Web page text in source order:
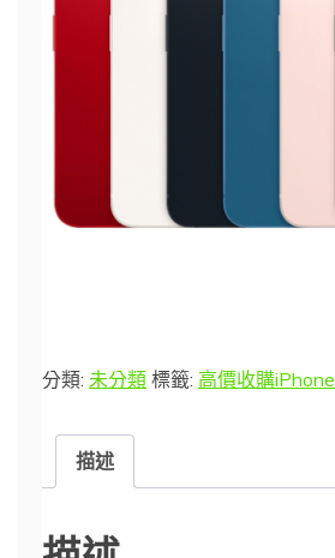
分類: 未分類 標籤: 高價收購iPhone
描述